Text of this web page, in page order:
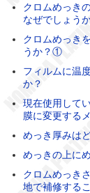
クロムめっき
なぜでしょう
クロムめっき
うか？①
フィルムに温
か？
現在使用して
膜に変更する
めっき厚みは
めっきの上に
クロムめっき
地で補修する